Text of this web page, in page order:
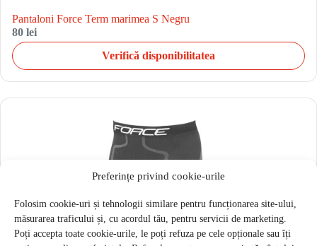
Preferințe privind cookie-urile
Folosim cookie-uri și tehnologii similare pentru funcționarea site-ului,
măsurarea traficului și, cu acordul tău, pentru servicii de marketing.
Poți accepta toate cookie-urile, le poți refuza pe cele opționale sau îți
Pantaloni Force Term marimea S Negru
80 lei
Verifică disponibilitatea